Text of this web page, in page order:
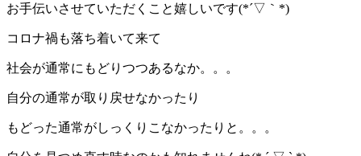
お手伝いさせていただくこと嬉しいです(*´▽｀*)
コロナ禍も落ち着いて来て
社会が通常にもどりつつあるなか。。。
自分の通常が取り戻せなかったり
もどった通常がしっくりこなかったりと。。。